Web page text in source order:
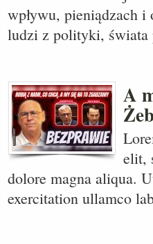
wpływu, pieniądzach i
ludzi z polityki,
A
elit,
dolore magna aliqua.
exercitation ullamco